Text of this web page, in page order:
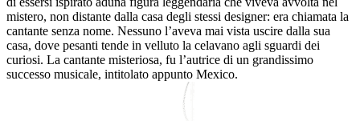
mistero, non distante dalla casa degli stessi designer: era chiamata la
cantante senza nome. Nessuno l’aveva mai vista uscire dalla sua
casa, dove pesanti tende in velluto la celavano agli sguardi dei
curiosi. La cantante misteriosa, fu l’autrice di un grandissimo
successo musicale, intitolato appunto Mexico.